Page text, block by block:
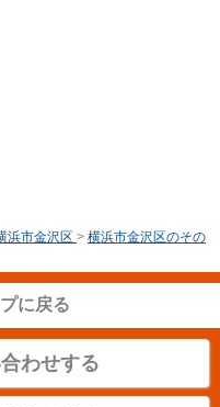
浜市金沢区 > 横浜市金沢区のその
に戻る
わせする